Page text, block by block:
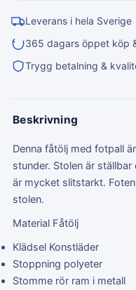
Leverans i hela Sverige
365 dagars öppet köp
Trygg betalning &
Beskrivning
Denna fåtölj med fotpall
stunder. Stolen är
är mycket slitstarkt.
stolen.
Material Fåtölj
Klädsel Konstläder
Stoppning polyeter
Stomme rör ram i metall